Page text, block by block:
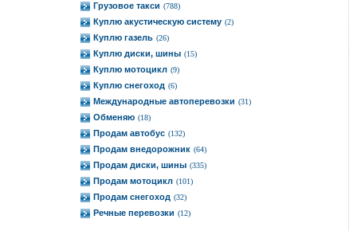
Грузовое такси (788)
Куплю акустическую систему (2)
Куплю газель (26)
Куплю диски, шины (15)
Куплю мотоцикл (9)
Куплю снегоход (6)
Международные автоперевозки (31)
Обменяю (18)
Продам автобус (132)
Продам внедорожник (64)
Продам диски, шины (335)
Продам мотоцикл (101)
Продам снегоход (32)
Речные перевозки (12)